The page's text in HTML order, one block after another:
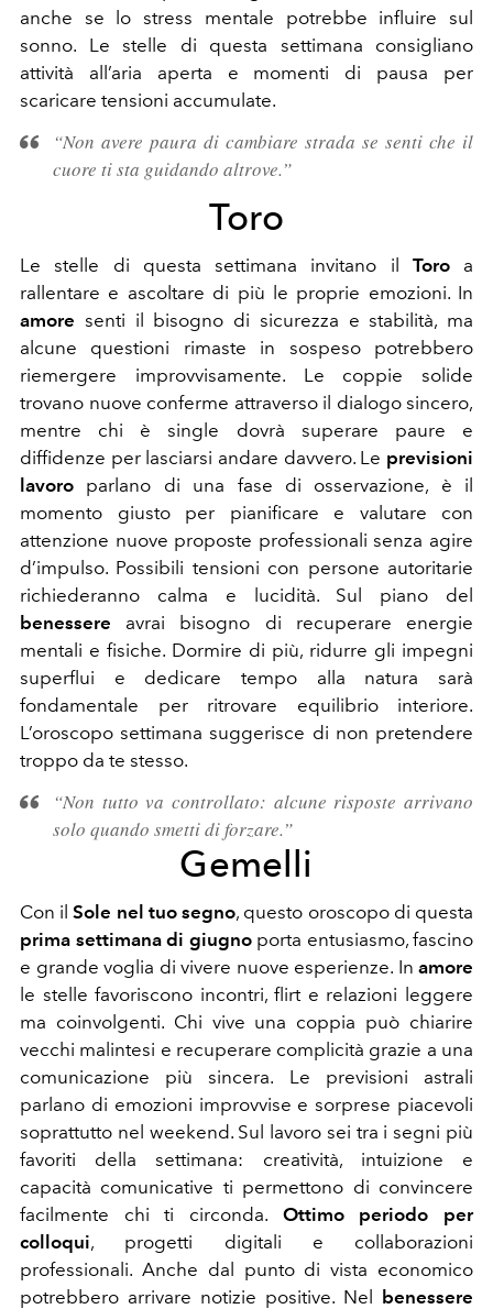
anche se lo stress mentale potrebbe influire sul
sonno. Le stelle di questa settimana consigliano
attività all’aria aperta e momenti di pausa per
scaricare tensioni accumulate.
“Non avere paura di cambiare strada se senti che il
cuore ti sta guidando altrove.”
Toro
Le stelle di questa settimana invitano il Toroa
rallentare e ascoltare di più le proprie emozioni. In
amore senti il bisogno di sicurezza e stabilità, ma
alcune questioni rimaste in sospeso potrebbero
riemergere improvvisamente. Le coppie solide
trovano nuove conferme attraverso il dialogo sincero,
mentre chi è single dovrà superare paure e
diffidenze per lasciarsi andare davvero. Le previsioni
lavoro parlano di una fase di osservazione, è il
momento giusto per pianificare e valutare con
attenzione nuove proposte professionali senza agire
d’impulso. Possibili tensioni con persone autoritarie
richiederanno calma e lucidità. Sul piano del
benessere avrai bisogno di recuperare energie
mentali e fisiche. Dormire di più, ridurre gli impegni
superflui e dedicare tempo alla natura sarà
fondamentale per ritrovare equilibrio interiore.
L’oroscopo settimana suggerisce di non pretendere
troppo da te stesso.
“Non tutto va controllato: alcune risposte arrivano
solo quando smetti di forzare.”
Gemelli
Con ilSole nel tuo segno, questo oroscopo di questa
prima settimana di giugnoporta entusiasmo, fascino
e grande voglia di vivere nuove esperienze. In amore
le stelle favoriscono incontri, flirt e relazioni leggere
ma coinvolgenti. Chi vive una coppia può chiarire
vecchi malintesi e recuperare complicità grazie a una
comunicazione più sincera. Le previsioni astrali
parlano di emozioni improvvise e sorprese piacevoli
soprattutto nel weekend. Sul lavoro sei tra i segni più
favoriti della settimana: creatività, intuizione e
capacità comunicative ti permettono di convincere
facilmente chi ti circonda. Ottimo periodo per
colloqui, progetti digitali e collaborazioni
professionali. Anche dal punto di vista economico
potrebbero arrivare notizie positive. Nel
benessere